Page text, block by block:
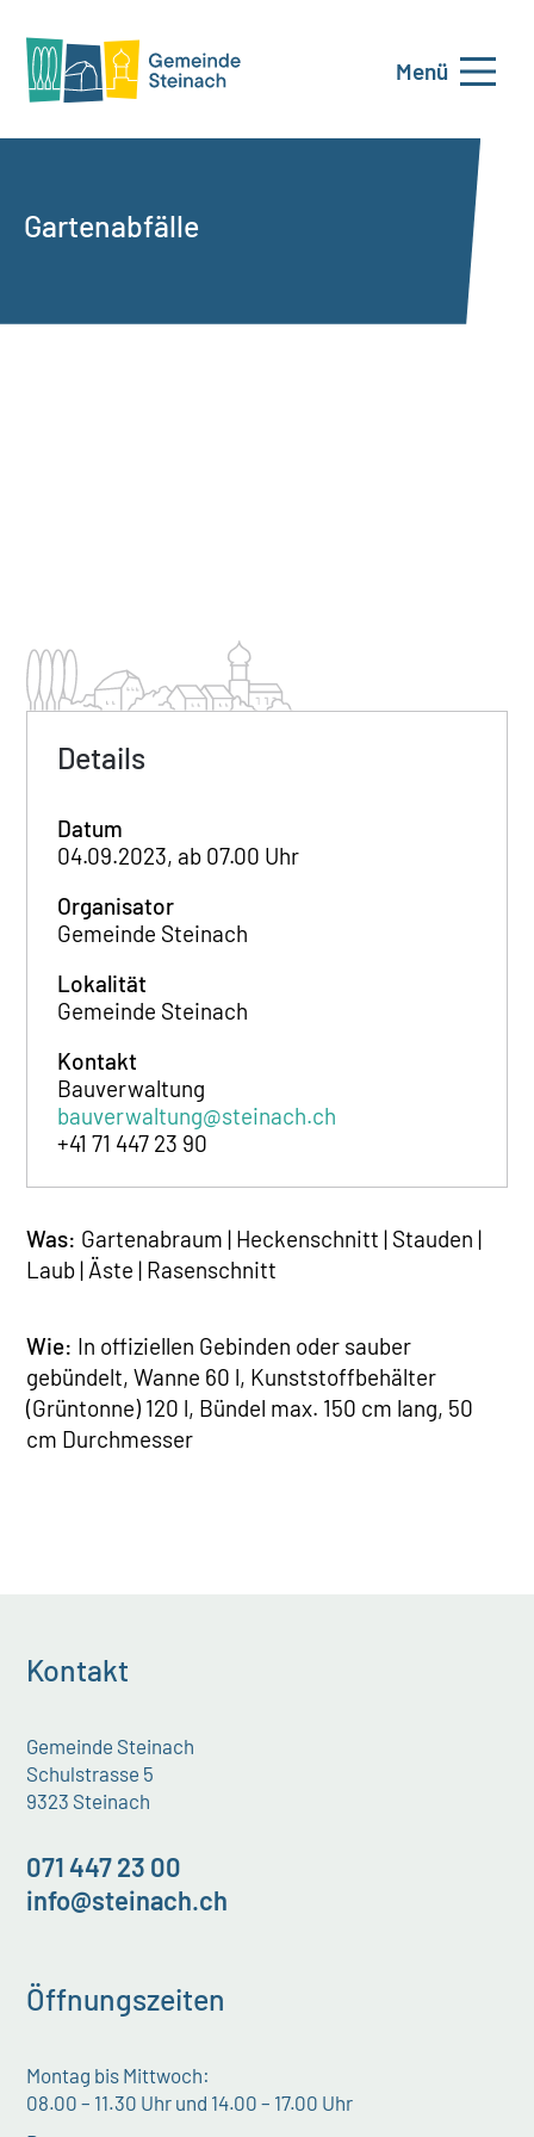
Menü
Gartenabfälle
Details
Datum
04.09.2023, ab 07.00 Uhr
Organisator
Gemeinde Steinach
Lokalität
Gemeinde Steinach
Kontakt
Bauverwaltung
bauverwaltung@steinach.ch
+41 71 447 23 90
Was: Gartenabraum | Heckenschnitt | Stauden |
Laub | Äste | Rasenschnitt
Wie: In offiziellen Gebinden oder sauber
gebündelt, Wanne 60 l, Kunststoffbehälter
(Grüntonne) 120 l, Bündel max. 150 cm lang, 50
cm Durchmesser
Kontakt
Gemeinde Steinach
Schulstrasse 5
9323 Steinach
071 447 23 00
info@steinach.ch
Öffnungszeiten
Montag bis Mittwoch:
08.00 – 11.30 Uhr und 14.00 – 17.00 Uhr